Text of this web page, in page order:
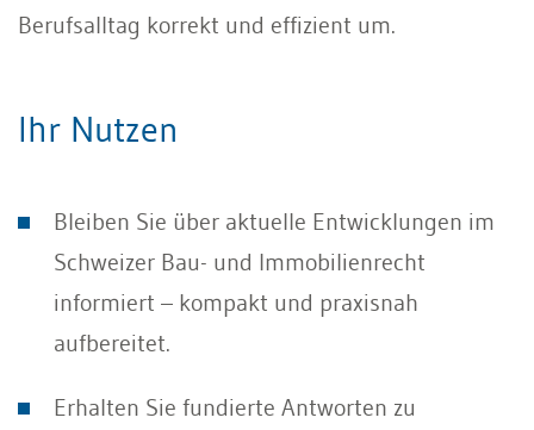
Berufsalltag korrekt und effizient um.
Ihr Nutzen
Bleiben Sie über aktuelle Entwicklungen im
Schweizer Bau- und Immobilienrecht
informiert – kompakt und praxisnah
aufbereitet.
Erhalten Sie fundierte Antworten zu